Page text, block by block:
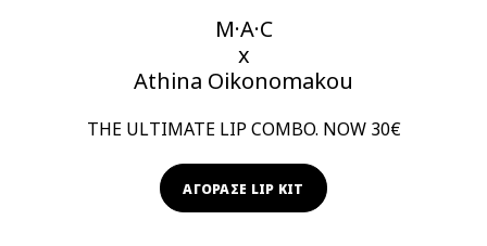
M·A·C
x
Athina Oikonomakou
THE ULTIMATE LIP COMBO. NOW 30€
ΑΓΟΡΑΣΕ LIP KIT